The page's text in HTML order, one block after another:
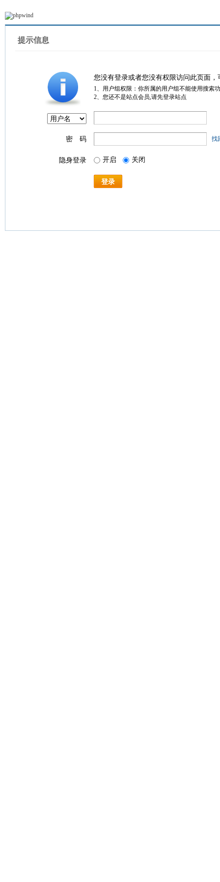
提示信息
您没有登录或者您没有权限访问此页面
1、用户组权限：你所属的用户组不能使用搜索
2、您还不是站点会员,请先登录站点
密 码 找
隐身登录 开启 关闭
登录